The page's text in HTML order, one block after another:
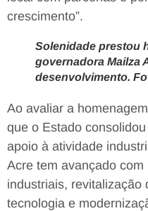
crescimento”.
Solenidade prestou
governadora Mailza
desenvolvimento.
Ao avaliar a
que o Estado
apoio à atividade
Acre tem avançado
industriais, revitalização
tecnologia e